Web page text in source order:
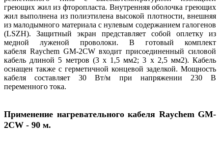
греющих жил из фторопласта. Внутренняя оболочка греющих
жил выполнена из полиэтилена высокой плотности, внешняя
из малодымного материала с нулевым содержанием галогенов
(LSZH). Защитный экран представляет собой оплетку из
медной луженой проволоки. В готовый комплект
кабеля Raychem GM-2CW входит присоединенный силовой
кабель длиной 5 метров (3 х 1,5 мм2; 3 х 2,5 мм2). Кабель
оснащен также с герметичной концевой заделкой. Мощность
кабеля составляет 30 Вт/м при напряжении 230 В
переменного тока.
Применение нагревательного кабеля Raychem GM-
2CW - 90 м.